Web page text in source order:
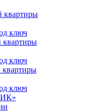
квартиры
ключ
квартиры
ключ
квартиры
ключ